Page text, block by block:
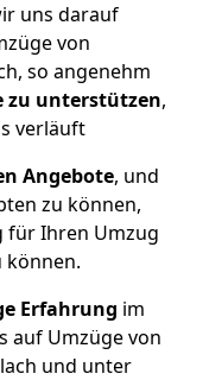
uns darauf
von
so angenehm
zu unterstützen,
verläuft
Angebote, und
zu können,
für Ihren Umzug
können.
Erfahrung im
auf Umzüge von
und unter